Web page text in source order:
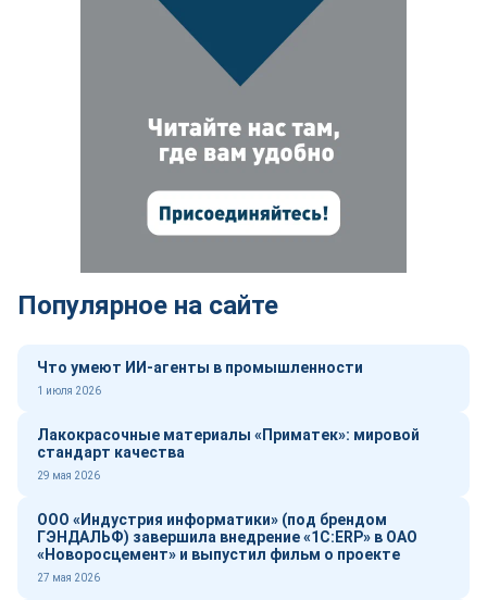
Популярное на сайте
Что умеют ИИ-агенты в промышленности
1 июля 2026
Лакокрасочные материалы «Приматек»: мировой
стандарт качества
29 мая 2026
ООО «Индустрия информатики» (под брендом
ГЭНДАЛЬФ) завершила внедрение «1С:ERP» в ОАО
«Новоросцемент» и выпустил фильм о проекте
27 мая 2026